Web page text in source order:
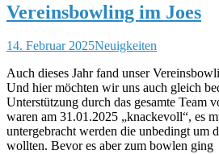
Vereinsbowling im Joes
14. Februar 2025Neuigkeiten
Auch dieses Jahr fand unser
Und hier möchten wir uns auch gleich
Unterstützung durch das gesamte Team
waren am 31.01.2025 „knackevoll“, es
untergebracht werden die unbedingt um
wollten. Bevor es aber zum bowlen ging